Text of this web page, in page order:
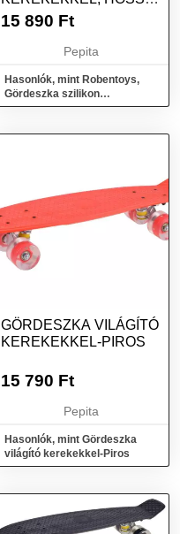
74 CM, ZÖLD
15 890 Ft
Pepita
Hasonlók, mint Robentoys,
Gördeszka szilikon
kerekekkel, Hossz 74 cm, Zöld
GÖRDESZKA VILÁGÍTÓ
KEREKEKKEL-PIROS
15 790 Ft
Pepita
Hasonlók, mint Gördeszka
világító kerekekkel-Piros